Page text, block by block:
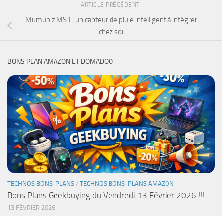
ARTICLE PRÉCÉDENT
Mumubiz MS1 : un capteur de pluie intelligent à intégrer
chez soi
BONS PLAN AMAZON ET DOMADOO
TECHNOS BONS-PLANS / TECHNOS BONS-PLANS AMAZON
Bons Plans Geekbuying du Vendredi 13 Février 2026 !!!
13 FÉVRIER 2026